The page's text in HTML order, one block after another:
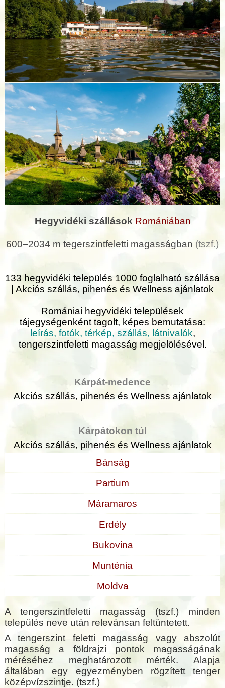
Hegyvidéki szállások Romániában
600–2034 m tegerszintfeletti magasságban (tszf.)
133 hegyvidéki település 1000 foglalható szállása
| Akciós szállás, pihenés és Wellness ajánlatok
Romániai hegyvidéki települések
tájegységenként tagolt, képes bemutatása:
leírás, fotók, térkép, szállás, látnivalók,
tengerszintfeletti magasság megjelölésével.
Kárpát-medence
Akciós szállás, pihenés és Wellness ajánlatok
Kárpátokon túl
Akciós szállás, pihenés és Wellness ajánlatok
Bánság
Partium
Máramaros
Erdély
Bukovina
Munténia
Moldva
A tengerszintfeletti magasság (tszf.) minden
település neve után relevánsan feltüntetett.
A tengerszint feletti magasság vagy abszolút
magasság a földrajzi pontok magasságának
méréséhez meghatározott mérték. Alapja
általában egy egyezményben rögzített tenger
középvízszintje. (tszf.)